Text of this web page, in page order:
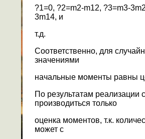
?1=0, ?2=m2-m12, ?3=m3-
3m14, и
т.д.
Соответственно, для
значениями
начальные моменты равны
По результатам реализации
производиться только
оценка моментов, т.к.
может с